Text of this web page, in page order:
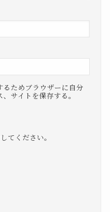
ためブラウザーに自分
サイトを保存する。
てください。